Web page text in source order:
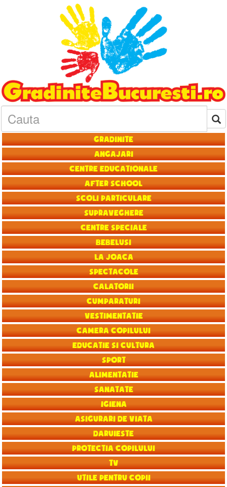
Gradinite
Angajari
Centre educationale
After School
Scoli particulare
Supraveghere
Centre speciale
Bebelusi
La joaca
Spectacole
Calatorii
Cumparaturi
Vestimentatie
Camera copilului
Educatie si Cultura
Sport
Alimentatie
Sanatate
Igiena
Asigurari de viata
Daruieste
Protectia copilului
TV
Utile pentru copii